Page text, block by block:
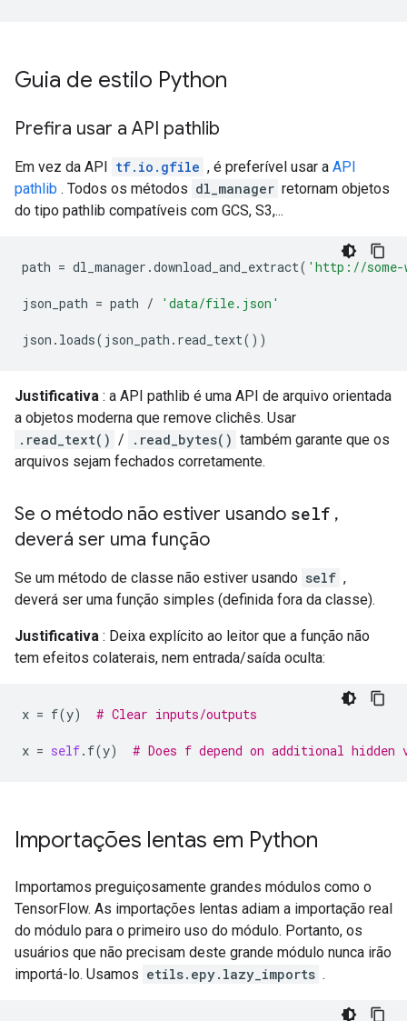
Guia de estilo Python
Prefira usar a API pathlib
Em vez da API tf.io.gfile , é preferível usar a API
pathlib . Todos os métodos dl_manager retornam objetos
do tipo pathlib compatíveis com GCS, S3,...
path = dl_manager .download_and_extract( 'http://some-
json_path = path / 'data/file.json'
json . loads( json_path . read_text())
Justificativa : a API pathlib é uma API de arquivo orientada
a objetos moderna que remove clichês. Usar
.read_text() / .read_bytes() também garante que os
arquivos sejam fechados corretamente.
Se o método não estiver usando self ,
deverá ser uma função
Se um método de classe não estiver usando self ,
deverá ser uma função simples (definida fora da classe).
Justificativa : Deixa explícito ao leitor que a função não
tem efeitos colaterais, nem entrada/saída oculta:
x = f(y) # Clear inputs/outputs
x = self. f(y) # Does f depend on additional
Importações lentas em Python
Importamos preguiçosamente grandes módulos como o
TensorFlow. As importações lentas adiam a importação real
do módulo para o primeiro uso do módulo. Portanto, os
usuários que não precisam deste grande módulo nunca irão
importá-lo. Usamos etils.epy.lazy_imports .